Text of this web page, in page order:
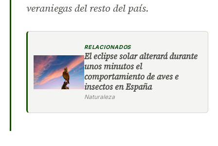
veraniegas del resto del país.
RELACIONADOS
El eclipse solar alterará durante
unos minutos el
comportamiento de aves e
insectos en España
Naturaleza